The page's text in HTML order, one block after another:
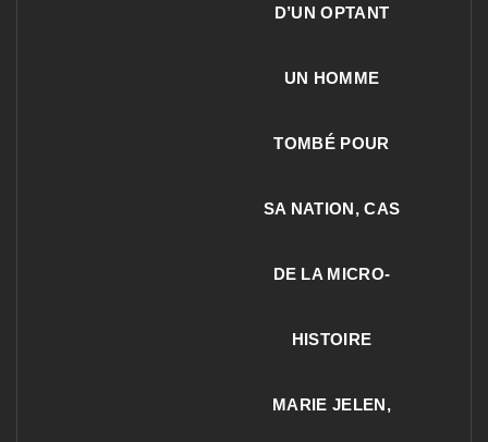
D’UN OPTANT
UN HOMME
TOMBÉ POUR
SA NATION, CAS
DE LA MICRO-
HISTOIRE
MARIE JELEN,